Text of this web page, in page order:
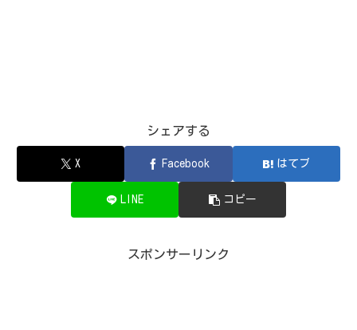
シェアする
X Facebook はてブ
LINE コピー
スポンサーリンク